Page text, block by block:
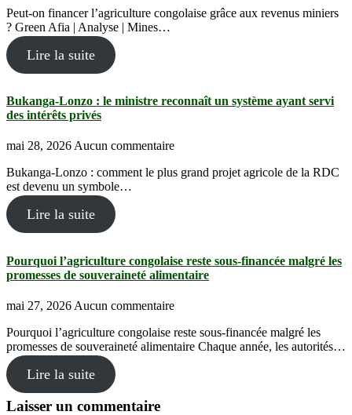
Peut-on financer l’agriculture congolaise grâce aux revenus miniers
? Green Afia | Analyse | Mines…
Lire la suite
Bukanga-Lonzo : le ministre reconnaît un système ayant servi
des intérêts privés
mai 28, 2026Aucun commentaire
Bukanga-Lonzo : comment le plus grand projet agricole de la RDC
est devenu un symbole…
Lire la suite
Pourquoi l’agriculture congolaise reste sous-financée malgré les
promesses de souveraineté alimentaire
mai 27, 2026 Aucun commentaire
Pourquoi l’agriculture congolaise reste sous-financée malgré les
promesses de souveraineté alimentaire Chaque année, les autorités…
Lire la suite
Laisser un commentaire